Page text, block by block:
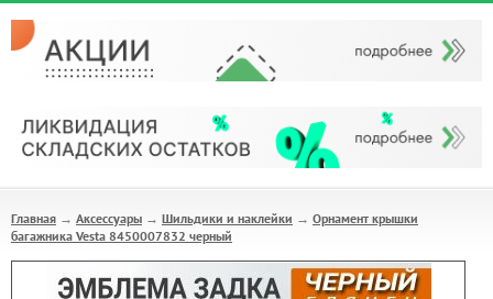
Главная → Аксессуары → Шильдики и наклейки → Орнамент крышки
багажника Vesta 8450007832 черный